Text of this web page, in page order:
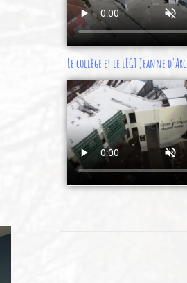
Le collège et le LEGT Jeanne d'Arc